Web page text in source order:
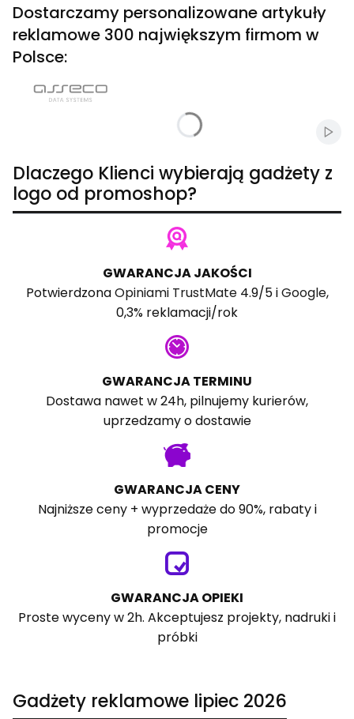
Dostarczamy personalizowane artykuły
reklamowe 300 największym firmom w
Polsce:
Dlaczego Klienci wybierają gadżety z
logo od promoshop?
GWARANCJA JAKOŚCI
PotwierdzonaOpiniami TrustMate4.9/5 iGoogle,
0,3% reklamacji/rok
GWARANCJA TERMINU
Dostawa nawet w 24h, pilnujemy kurierów,
uprzedzamy o dostawie
GWARANCJA CENY
Najniższe ceny + wyprzedaże do 90%, rabaty i
promocje
GWARANCJA OPIEKI
Proste wyceny w 2h. Akceptujesz projekty, nadruki i
próbki
Gadżety reklamowe lipiec 2026